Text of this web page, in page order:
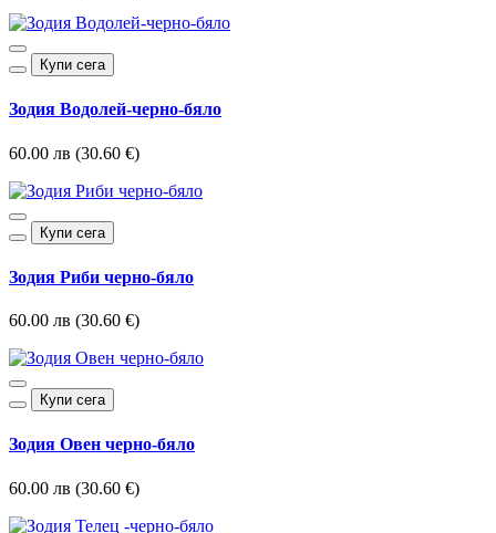
Купи сега
Зодия Водолей-черно-бяло
60.00 лв (30.60 €)
Купи сега
Зодия Риби черно-бяло
60.00 лв (30.60 €)
Купи сега
Зодия Овен черно-бяло
60.00 лв (30.60 €)